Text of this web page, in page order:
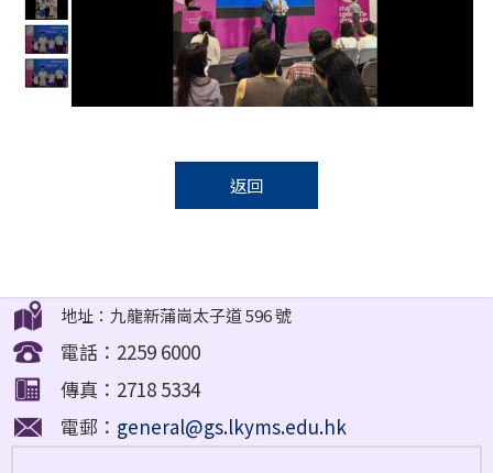
返回
地址：九龍新蒲崗太子道 596 號
電話：2259 6000
傳真：2718 5334
電郵： general@gs.lkyms.edu.hk